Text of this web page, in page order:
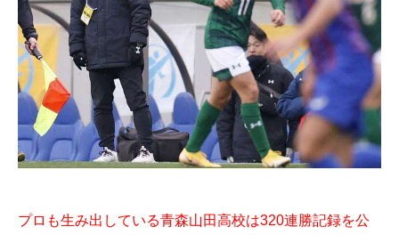
プロも生み出している青森山田高校は320連勝記録を公